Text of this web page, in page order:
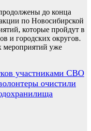
до конца
по Новосибирской
которые пройдут в
и городских округов.
мероприятий уже
участниками СВО
очистили